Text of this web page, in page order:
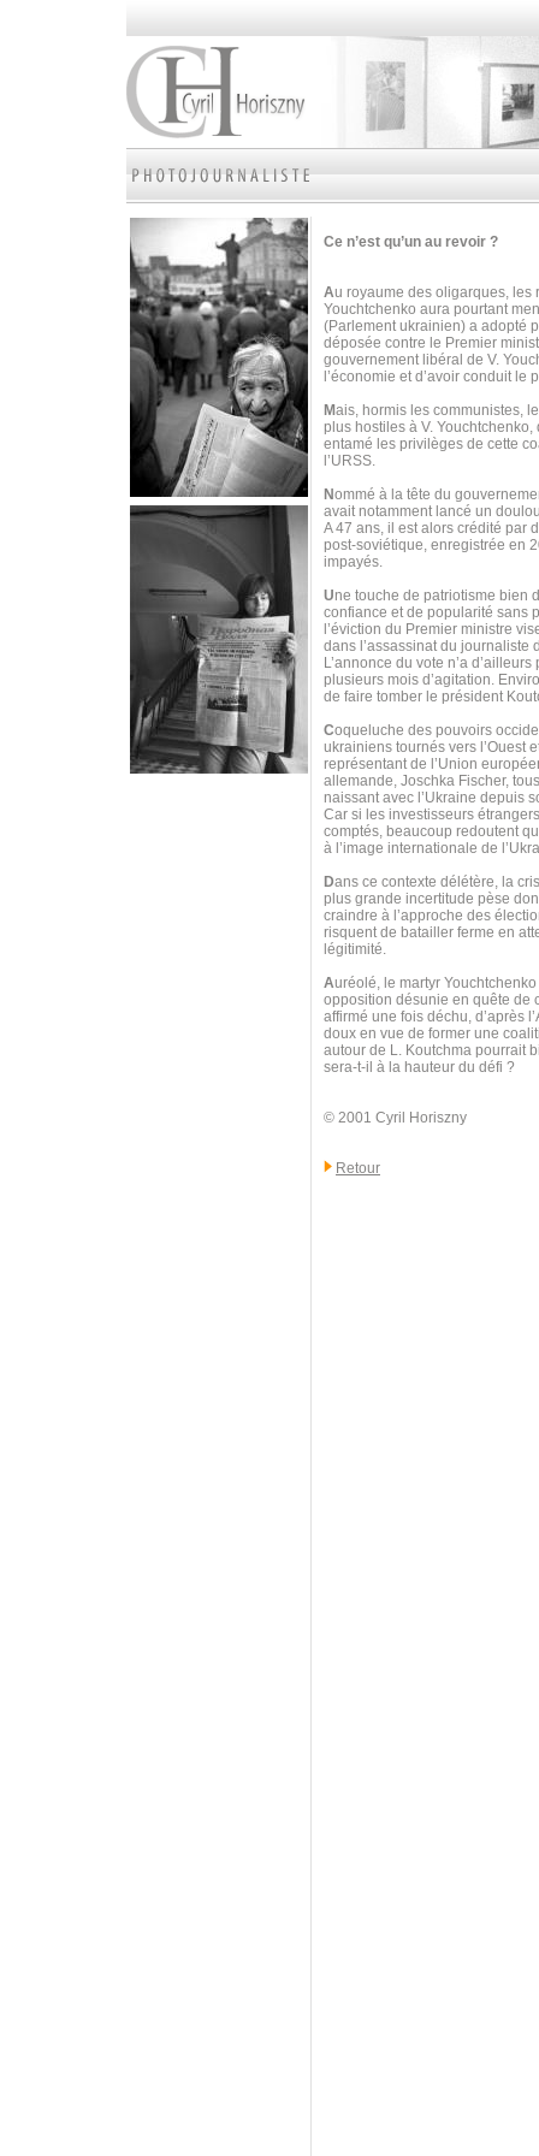
Ce n’est qu’un au revoir ?
Au royaume des oligarques, les
Youchtchenko aura pourtant
(Parlement ukrainien) a adopté
déposée contre le Premier
gouvernement libéral de V.
l’économie et d’avoir conduit le
Mais, hormis les communistes,
plus hostiles à V.
entamé les privilèges de cette
l’URSS.
Nommé à la tête du
avait notamment lancé un
A 47 ans, il est alors crédité par
post-soviétique, enregistrée en
impayés.
Une touche de patriotisme bien
confiance et de popularité sans
l’éviction du Premier ministre
dans l’assassinat du journaliste
L’annonce du vote n’a
plusieurs mois d’agitation.
de faire tomber le président
Coqueluche des pouvoirs
ukrainiens tournés vers l’Ouest
représentant de l’Union
allemande, Joschka Fischer,
naissant avec l’Ukraine depuis
Car si les investisseurs
comptés, beaucoup redoutent
à l’image internationale de
Dans ce contexte délétère, la
plus grande incertitude pèse
craindre à l’approche des
risquent de batailler ferme en
légitimité.
Auréolé, le martyr
opposition désunie en quête de
affirmé une fois déchu, d’après
doux en vue de former une
autour de L. Koutchma pourrait
sera-t-il à la hauteur du défi ?
© 2001 Cyril Horiszny
Retour